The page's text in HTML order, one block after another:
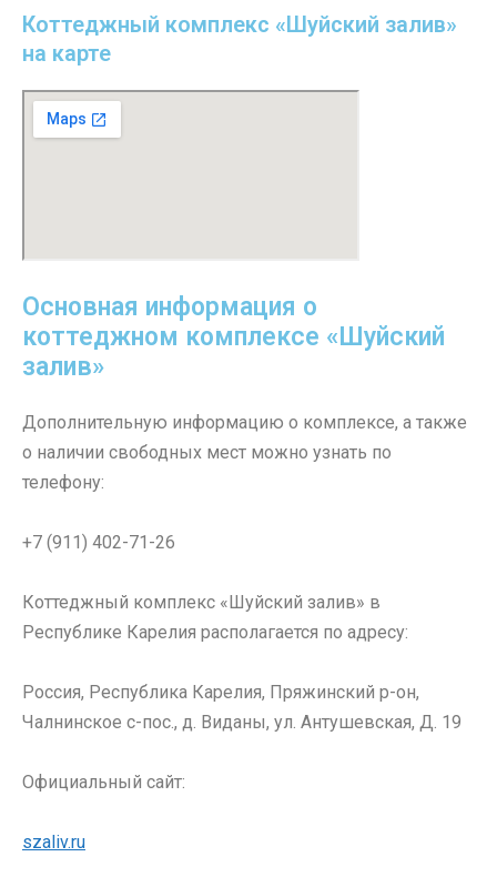
Коттеджный комплекс «Шуйский залив»
на карте
Основная информация о
коттеджном комплексе «Шуйский
залив»
Дополнительную информацию о комплексе, а также
о наличии свободных мест можно узнать по
телефону:
+7 (911) 402-71-26
Коттеджный комплекс «Шуйский залив» в
Республике Карелия располагается по адресу:
Россия, Республика Карелия, Пряжинский р-он,
Чалнинское с-пос., д. Виданы, ул. Антушевская, Д. 19
Официальный сайт:
szaliv.ru